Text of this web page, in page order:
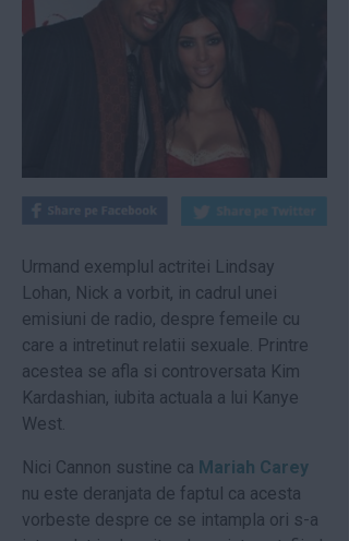
Urmand exemplul actritei Lindsay
Lohan, Nick a vorbit, in cadrul unei
emisiuni de radio, despre femeile cu
care a intretinut relatii sexuale. Printre
acestea se afla si controversata Kim
Kardashian, iubita actuala a lui Kanye
West.
Nici Cannon sustine ca Mariah Carey
nu este deranjata de faptul ca acesta
vorbeste despre ce se intampla ori s-a